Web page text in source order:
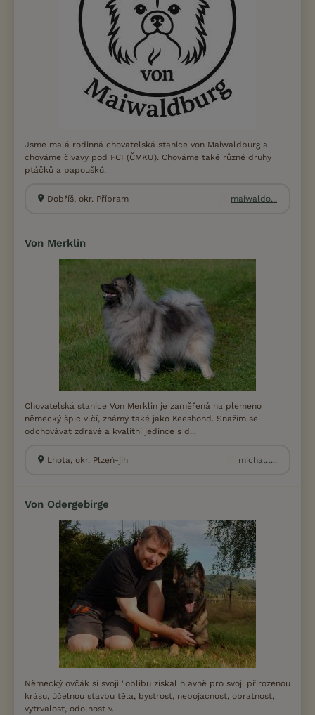
Jsme malá rodinná chovatelská stanice von Maiwaldburg a
chováme čivavy pod FCI (ČMKU). Chováme také různé druhy
ptáčků a papoušků.
Dobříš, okr. Příbram maiwaldo...
Von Merklin
Chovatelská stanice Von Merklin je zaměřená na plemeno
německý špic vlčí, známý také jako Keeshond. Snažím se
odchovávat zdravé a kvalitní jedince s d...
Lhota, okr. Plzeň-jih michal.l...
Von Odergebirge
Německý ovčák si svoji "oblibu získal hlavně pro svoji přirozenou
krásu, účelnou stavbu těla, bystrost, nebojácnost, obratnost,
vytrvalost, odolnost v...